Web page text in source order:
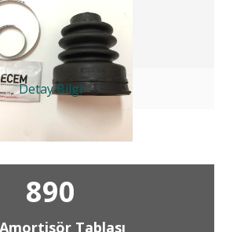
Detay Bilgi
890
Tablası